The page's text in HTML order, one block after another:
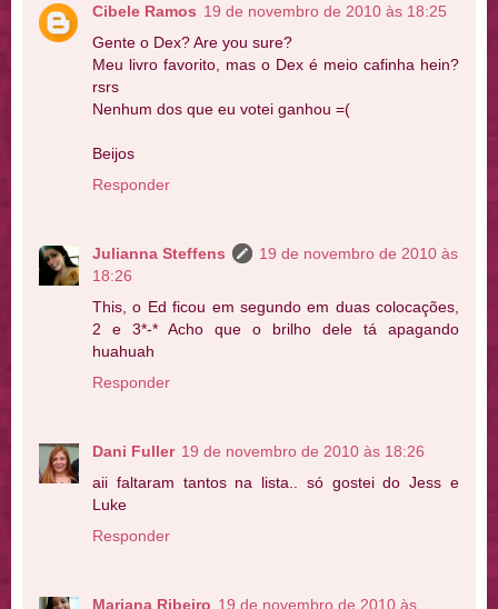
Cibele Ramos 19 de novembro de 2010 às 18:25
Gente o Dex? Are you sure?
Meu livro favorito, mas o Dex é meio cafinha hein?
rsrs
Nenhum dos que eu votei ganhou =(
Beijos
Responder
Julianna Steffens
19 de novembro de 2010 às
18:26
This, o Ed ficou em segundo em duas colocações,
2 e 3*-* Acho que o brilho dele tá apagando
huahuah
Responder
Dani Fuller 19 de novembro de 2010 às 18:26
aii faltaram tantos na lista.. só gostei do Jess e
Luke
Responder
Mariana Ribeiro 19 de novembro de 2010 às